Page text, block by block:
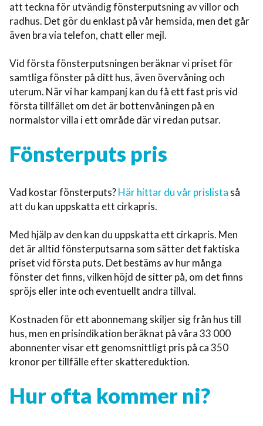
att teckna för utvändig fönsterputsning av villor och
radhus. Det gör du enklast på vår hemsida, men det går
även bra via telefon, chatt eller mejl.
Vid första fönsterputsningen beräknar vi priset för
samtliga fönster på ditt hus, även övervåning och
uterum. När vi har kampanj kan du få ett fast pris vid
första tillfället om det är bottenvåningen på en
normalstor villa i ett område där vi redan putsar.
Fönsterputs pris
Vad kostar fönsterputs?Här hittar du vår prislista så
att du kan uppskatta ett cirkapris.
Med hjälp av den kan du uppskatta ett cirkapris. Men
det är alltid fönsterputsarna som sätter det faktiska
priset vid första puts. Det bestäms av hur många
fönster det finns, vilken höjd de sitter på, om det finns
spröjs eller inte och eventuellt andra tillval.
Kostnaden för ett abonnemang skiljer sig från hus till
hus, men en prisindikation beräknat på våra 33 000
abonnenter visar ett genomsnittligt pris på ca 350
kronor per tillfälle efter skattereduktion.
Hur ofta kommer ni?